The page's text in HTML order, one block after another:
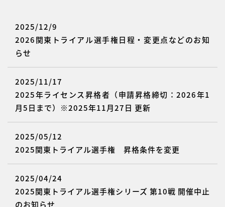
2025/12/9
2026関東トライアル選手権日程・変更点などのお知
らせ
2025/11/17
2025年ライセンス昇格者（申請昇格締切：2026年1
月5日まで）※2025年11月27日 更新
2025/05/12
2025関東トライアル選手権 昇格条件を変更
2025/04/24
2025関東トライアル選手権シリーズ 第10戦 開催中止
のお知らせ